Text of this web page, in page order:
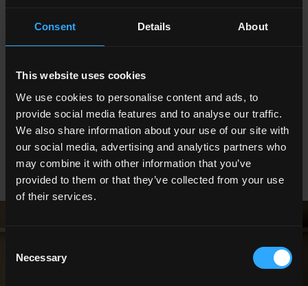
Consent Details About
This website uses cookies
We use cookies to personalise content and ads, to
provide social media features and to analyse our traffic.
We also share information about your use of our site with
our social media, advertising and analytics partners who
may combine it with other information that you’ve
provided to them or that they’ve collected from your use
of their services.
Selection
Necessary
accueillante. Pastorelli réinterprète ce classique avec des
4,8x45 cm, quant à elle, joue avec neuf nuances
différentes au vernis profond et réfléchissant, permettant
de créer des murs vifs et de caractère, parfaits pour le
dosseret de la cuisine ou pour un mur d'accent dans le
salon.